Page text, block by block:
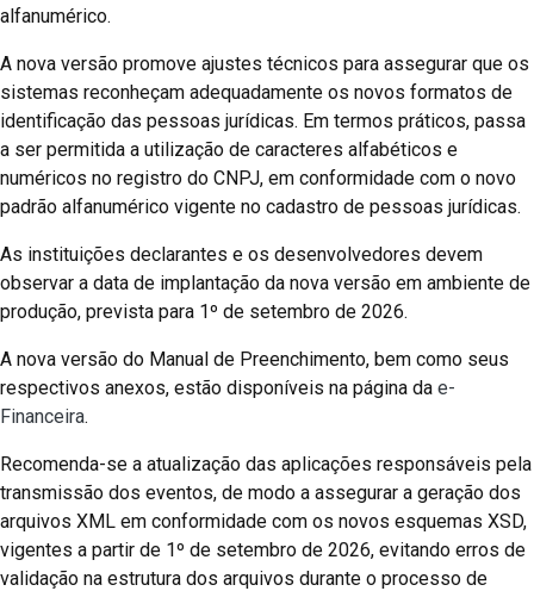
alfanumérico.
A nova versão promove ajustes técnicos para assegurar que os
sistemas reconheçam adequadamente os novos formatos de
identificação das pessoas jurídicas. Em termos práticos, passa
a ser permitida a utilização de caracteres alfabéticos e
numéricos no registro do CNPJ, em conformidade com o novo
padrão alfanumérico vigente no cadastro de pessoas jurídicas.
As instituições declarantes e os desenvolvedores devem
observar a data de implantação da nova versão em ambiente de
produção, prevista para 1º de setembro de 2026.
A nova versão do Manual de Preenchimento, bem como seus
respectivos anexos, estão disponíveis na página da e-
Financeira.
Recomenda-se a atualização das aplicações responsáveis pela
transmissão dos eventos, de modo a assegurar a geração dos
arquivos XML em conformidade com os novos esquemas XSD,
vigentes a partir de 1º de setembro de 2026, evitando erros de
validação na estrutura dos arquivos durante o processo de